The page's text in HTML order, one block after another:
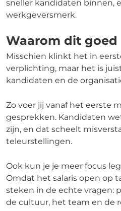
sneller kandidaten binnen,
werkgeversmerk.
Waarom dit goed
Misschien klinkt het in
verplichting, maar het is
kandidaten en de
Zo voer jij vanaf het eerste
gesprekken. Kandidaten
zijn, en dat scheelt
teleurstellingen.
Ook kun je je meer focus
Omdat het salaris open op
steken in de echte vragen:
de cultuur, het team en de